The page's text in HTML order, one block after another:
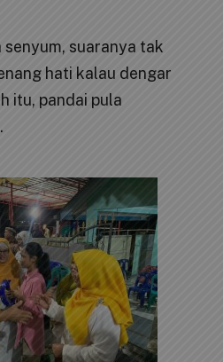
senyum, suaranya tak
hati kalau dengar
itu, pandai pula